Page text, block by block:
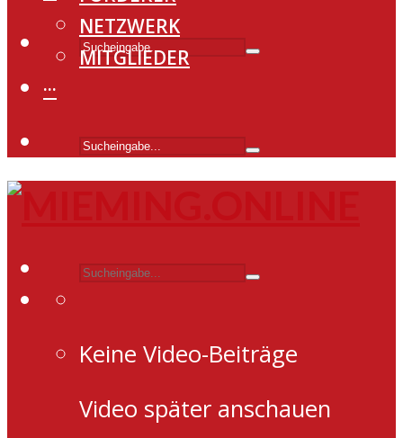
NETZWERK
MITGLIEDER
···
Keine Video-Beiträge
Video später anschauen